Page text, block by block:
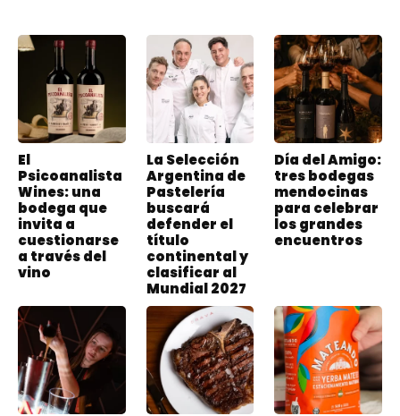
El
Psicoanalista
Wines: una
bodega que
invita a
cuestionarse
a través del
vino
La Selección
Argentina de
Pastelería
buscará
defender el
título
continental y
clasificar al
Mundial 2027
Día del Amigo:
tres bodegas
mendocinas
para celebrar
los grandes
encuentros